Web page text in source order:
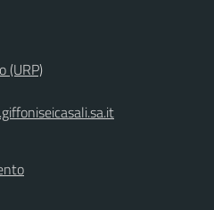
(URP)